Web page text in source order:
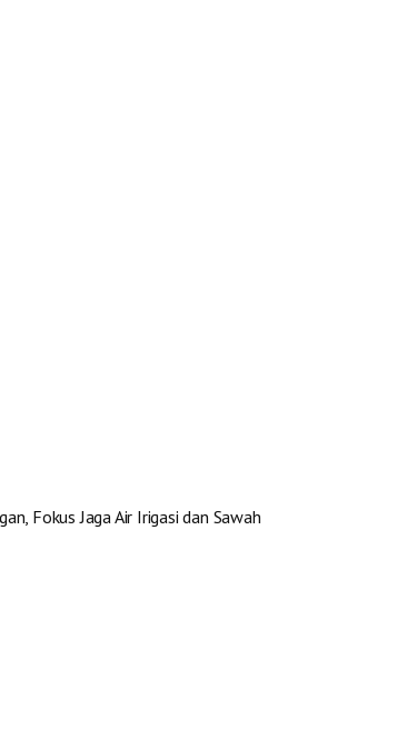
Fokus Jaga Air Irigasi dan Sawah